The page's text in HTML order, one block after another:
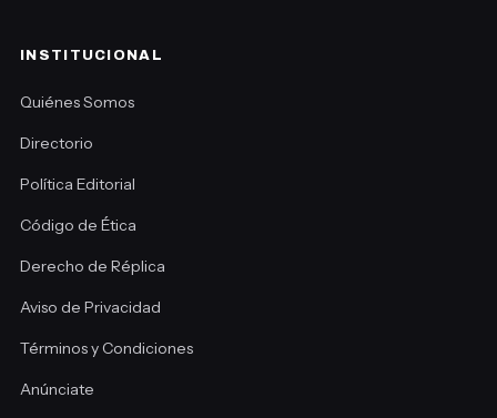
INSTITUCIONAL
Quiénes Somos
Directorio
Política Editorial
Código de Ética
Derecho de Réplica
Aviso de Privacidad
Términos y Condiciones
Anúnciate